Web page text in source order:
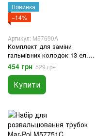
Новинка
−14%
Артикул: M57690A
Комплект для заміни
гальмівних колодок 13 ел.
M57690A Marpol
454 грн 529 грн
Купити